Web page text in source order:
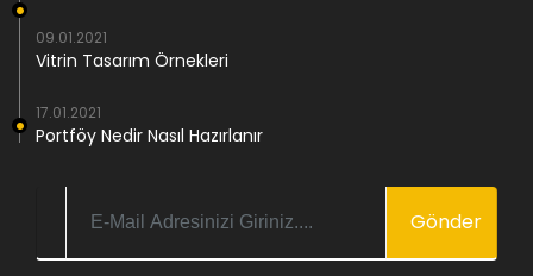
09.01.2021
Vitrin Tasarım Örnekleri
17.01.2021
Portföy Nedir Nasıl Hazırlanır
Gönder